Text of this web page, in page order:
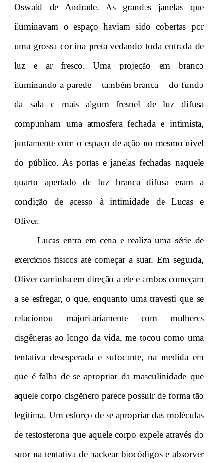
Oswald de Andrade. As grandes janelas que
iluminavam o espaço haviam sido cobertas por
uma grossa cortina preta vedando toda entrada de
luz e ar fresco. Uma projeção em branco
iluminando a parede – também branca – do fundo
da sala e mais algum fresnel de luz difusa
compunham uma atmosfera fechada e intimista,
juntamente com o espaço de ação no mesmo nível
do público. As portas e janelas fechadas naquele
quarto apertado de luz branca difusa eram a
condição de acesso à intimidade de Lucas e
Oliver.
Lucas entra em cena e realiza uma série de
exercícios físicos até começar a suar. Em seguida,
Oliver caminha em direção a ele e ambos começam
a se esfregar, o que, enquanto uma travesti que se
relacionou majoritariamente com mulheres
cisgêneras ao longo da vida, me tocou como uma
tentativa desesperada e sufocante, na medida em
que é falha de se apropriar da masculinidade que
aquele corpo cisgênero parece possuir de forma tão
legítima. Um esforço de se apropriar das moléculas
de testosterona que aquele corpo expele através do
suor na tentativa de hackear biocódigos e absorver